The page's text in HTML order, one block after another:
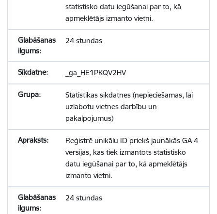
statistisko datu iegūšanai par to, kā
apmeklētājs izmanto vietni.
24 stundas
_ga_HE1PKQV2HV
Statistikas sīkdatnes (nepieciešamas, lai
uzlabotu vietnes darbību un
pakalpojumus)
Reģistrē unikālu ID priekš jaunākās GA 4
versijas, kas tiek izmantots statistisko
datu iegūšanai par to, kā apmeklētājs
izmanto vietni.
24 stundas